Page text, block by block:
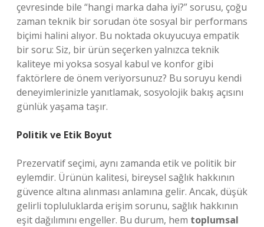
çevresinde bile “hangi marka daha iyi?” sorusu, çoğu
zaman teknik bir sorudan öte sosyal bir performans
biçimi halini alıyor. Bu noktada okuyucuya empatik
bir soru: Siz, bir ürün seçerken yalnızca teknik
kaliteye mi yoksa sosyal kabul ve konfor gibi
faktörlere de önem veriyorsunuz? Bu soruyu kendi
deneyimlerinizle yanıtlamak, sosyolojik bakış açısını
günlük yaşama taşır.
Politik ve Etik Boyut
Prezervatif seçimi, aynı zamanda etik ve politik bir
eylemdir. Ürünün kalitesi, bireysel sağlık hakkının
güvence altına alınması anlamına gelir. Ancak, düşük
gelirli topluluklarda erişim sorunu, sağlık hakkının
eşit dağılımını engeller. Bu durum, hem toplumsal